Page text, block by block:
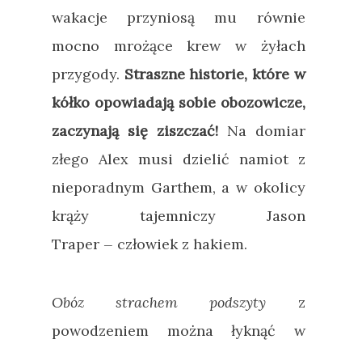
wakacje przyniosą mu równie
mocno mrożące krew w żyłach
przygody. Straszne historie, które w
kółko opowiadają sobie obozowicze,
zaczynają się ziszczać!Na domiar
złego Alex musi dzielić namiot z
nieporadnym Garthem, a w okolicy
krąży tajemniczy Jason
Traper — człowiek z hakiem.
Obóz strachem podszyty z
powodzeniem można łyknąć w